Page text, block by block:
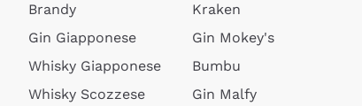
Brandy
Gin Giapponese
Whisky Giapponese
Whisky Scozzese
Kraken
Gin Mokey's
Bumbu
Gin Malfy